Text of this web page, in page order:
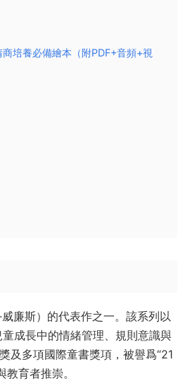
培養必備繪本（附PDF+音頻+視
廉斯）的代表作之一。該系列以
成長中的情緒管理、規則意識與
及多項國際童書獎項，被譽爲“21
育者推崇。